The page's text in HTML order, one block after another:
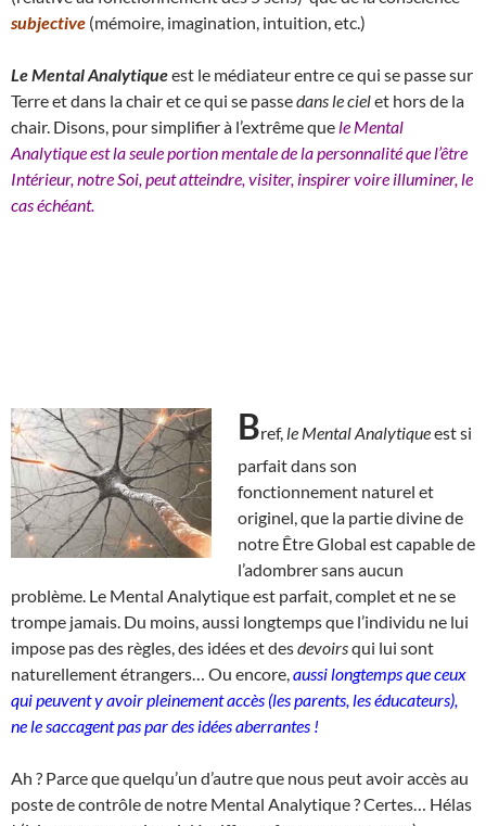
subjective (mémoire, imagination, intuition, etc.)
Le Mental Analytiqueest le médiateur entre ce qui se passe sur
Terre et dans la chair et ce qui se passedans le cielet hors de la
chair. Disons, pour simplifier à l’extrême que le Mental
Analytique est la seule portion mentale de la personnalité que l’être
Intérieur, notre Soi, peut atteindre, visiter, inspirer voire illuminer, le
cas échéant.
Bref, le Mental Analytiqueest si
parfait dans son
fonctionnement naturel et
originel, que la partie divine de
notre Être Global est capable de
l’adombrer sans aucun
problème. Le Mental Analytique est parfait, complet et ne se
trompe jamais. Du moins, aussi longtemps que l’individu ne lui
impose pas des règles, des idées et desdevoirsqui lui sont
naturellement étrangers… Ou encore, aussi longtemps que ceux
qui peuvent y avoir pleinement accès (les parents, les éducateurs),
ne le saccagent pas par des idées aberrantes !
Ah ? Parce que quelqu’un d’autre que nous peut avoir accès au
poste de contrôle de notre Mental Analytique ? Certes… Hélas